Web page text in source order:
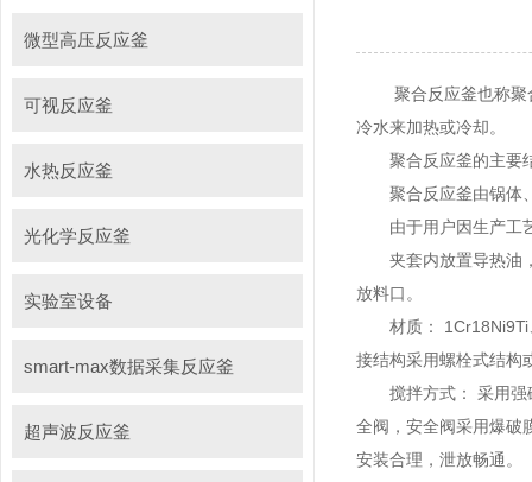
微型高压反应釜
可视反应釜
水热反应釜
光化学反应釜
实验室设备
smart-max数据采集反应釜
超声波反应釜
聚合反应釜也称聚合
冷水来加热或冷却。
聚合反应釜的主要
聚合反应釜由锅体、
由于用户因生产工艺
夹套内放置导热油，
放料口。
材质： 1Cr18Ni9Ti、
接结构采用螺栓式结构
搅拌方式： 采用强磁
全阀，安全阀采用爆破
安装合理，泄放畅通。